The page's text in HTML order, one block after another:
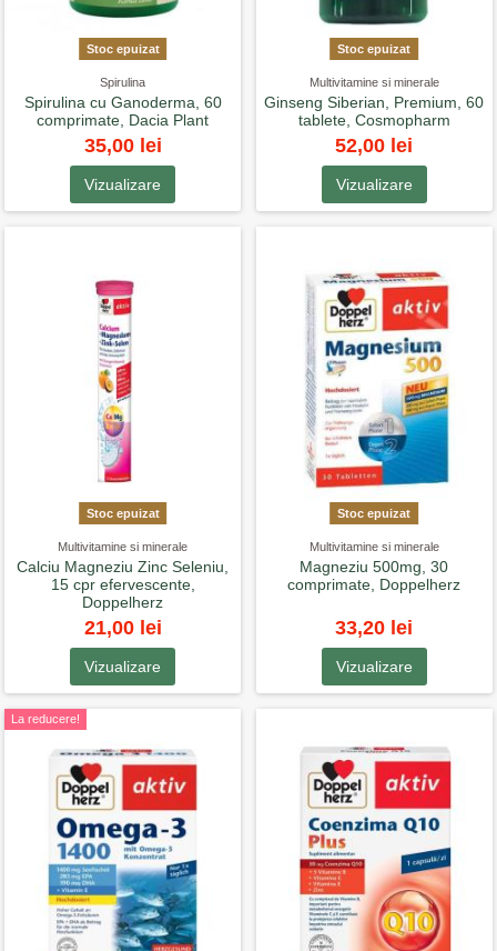
Stoc epuizat
Spirulina
Spirulina cu Ganoderma, 60
comprimate, Dacia Plant
35,00 lei
Vizualizare
Stoc epuizat
Multivitamine si minerale
Ginseng Siberian, Premium, 60
tablete, Cosmopharm
52,00 lei
Vizualizare
Stoc epuizat
Multivitamine si minerale
Calciu Magneziu Zinc Seleniu,
15 cpr efervescente,
Doppelherz
21,00 lei
Vizualizare
Stoc epuizat
Multivitamine si minerale
Magneziu 500mg, 30
comprimate, Doppelherz
33,20 lei
Vizualizare
La reducere!